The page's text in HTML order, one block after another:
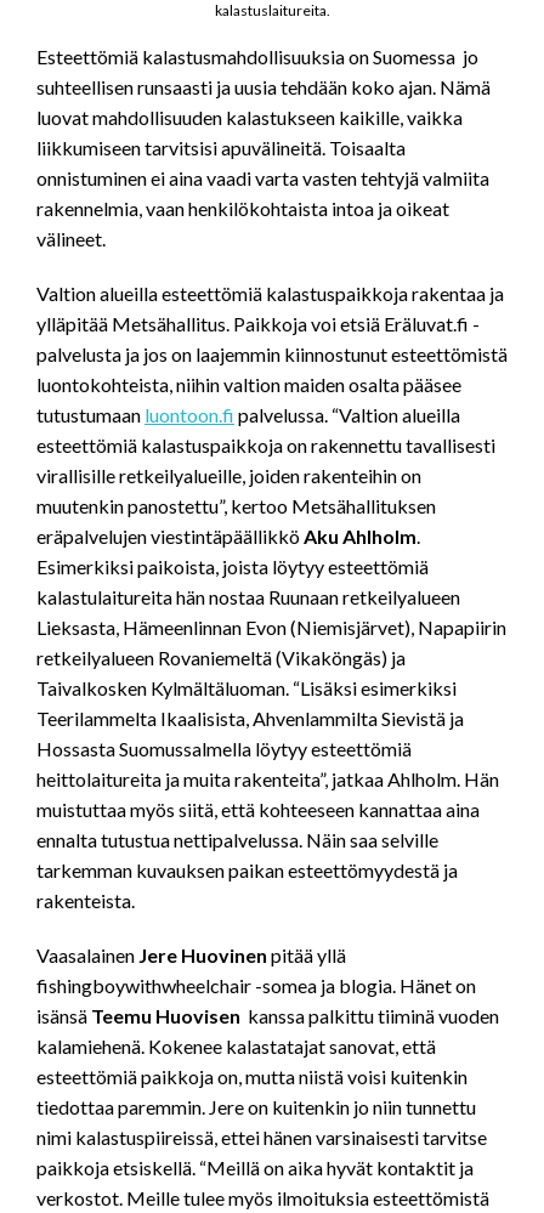
kalastuslaitureita.
Esteettömiä kalastusmahdollisuuksia on Suomessa jo
suhteellisen runsaasti ja uusia tehdään koko ajan. Nämä
luovat mahdollisuuden kalastukseen kaikille, vaikka
liikkumiseen tarvitsisi apuvälineitä. Toisaalta
onnistuminen ei aina vaadi varta vasten tehtyjä valmiita
rakennelmia, vaan henkilökohtaista intoa ja oikeat
välineet.
Valtion alueilla esteettömiä kalastuspaikkoja rakentaa ja
ylläpitää Metsähallitus. Paikkoja voi etsiä Eräluvat.fi -
palvelusta ja jos on laajemmin kiinnostunut esteettömistä
luontokohteista, niihin valtion maiden osalta pääsee
tutustumaan luontoon.fi palvelussa. “Valtion alueilla
esteettömiä kalastuspaikkoja on rakennettu tavallisesti
virallisille retkeilyalueille, joiden rakenteihin on
muutenkin panostettu”, kertoo Metsähallituksen
eräpalvelujen viestintäpäällikköAku Ahlholm.
Esimerkiksi paikoista, joista löytyy esteettömiä
kalastulaitureita hän nostaa Ruunaan retkeilyalueen
Lieksasta, Hämeenlinnan Evon (Niemisjärvet), Napapiirin
retkeilyalueen Rovaniemeltä (Vikaköngäs) ja
Taivalkosken Kylmältäluoman. “Lisäksi esimerkiksi
Teerilammelta Ikaalisista, Ahvenlammilta Sievistä ja
Hossasta Suomussalmella löytyy esteettömiä
heittolaitureita ja muita rakenteita”, jatkaa Ahlholm. Hän
muistuttaa myös siitä, että kohteeseen kannattaa aina
ennalta tutustua nettipalvelussa. Näin saa selville
tarkemman kuvauksen paikan esteettömyydestä ja
rakenteista.
Vaasalainen Jere Huovinen pitää yllä
fishingboywithwheelchair -somea ja blogia. Hänet on
isänsä Teemu Huovisen kanssa palkittu tiiminä vuoden
kalamiehenä. Kokenee kalastatajat sanovat, että
esteettömiä paikkoja on, mutta niistä voisi kuitenkin
tiedottaa paremmin. Jere on kuitenkin jo niin tunnettu
nimi kalastuspiireissä, ettei hänen varsinaisesti tarvitse
paikkoja etsiskellä. “Meillä on aika hyvät kontaktit ja
verkostot. Meille tulee myös ilmoituksia esteettömistä